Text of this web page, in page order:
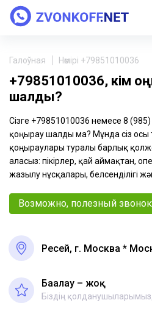
Галоўная Нөмірі +79851010036
+79851010036, кім
шалды?
Сізге +79851010036 немесе 8 (985)
қоңырау шалды ма? Мұнда сіз осы
қоңыраулары туралы барлық
аласыз: пікірлер, қай аймақтан,
жазылу нұсқалары, белсенділігі
Возможно, полезный
Ресей, г. Москва *
Бағалау – жоқ
Біздің